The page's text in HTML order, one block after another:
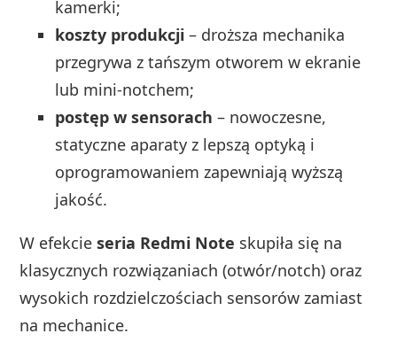
kamerki;
koszty produkcji – droższa mechanika
przegrywa z tańszym otworem w ekranie
lub mini-notchem;
postęp w sensorach – nowoczesne,
statyczne aparaty z lepszą optyką i
oprogramowaniem zapewniają wyższą
jakość.
W efekcieseria Redmi Note skupiła się na
klasycznych rozwiązaniach (otwór/notch) oraz
wysokich rozdzielczościach sensorów zamiast
na mechanice.